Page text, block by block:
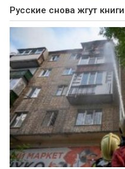
Русские снова жгут